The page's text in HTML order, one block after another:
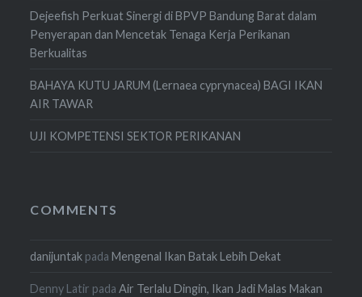
Dejeefish Perkuat Sinergi di BPVP Bandung Barat dalam
Penyerapan dan Mencetak Tenaga Kerja Perikanan
Berkualitas
BAHAYA KUTU JARUM (Lernaea cyprynacea) BAGI IKAN
AIR TAWAR
UJI KOMPETENSI SEKTOR PERIKANAN
COMMENTS
danijuntak padaMengenal Ikan Batak Lebih Dekat
Denny Latir padaAir Terlalu Dingin, Ikan Jadi Malas Makan